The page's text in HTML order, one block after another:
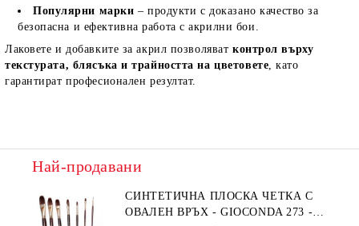
Популярни марки – продукти с доказано качество за
безопасна и ефективна работа с акрилни бои.
Лаковете и добавките за акрил позволяват контрол върху
текстурата, блясъка и трайността на цветовете, като
гарантират професионален резултат.
Най-продавани
СИНТЕТИЧНА ПЛОСКА ЧЕТКА С
ОВАЛЕН ВРЪХ - GIOCONDA 273 -